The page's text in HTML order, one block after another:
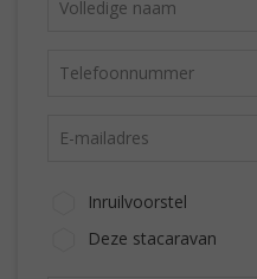
Inruilvoorstel
Deze stacaravan